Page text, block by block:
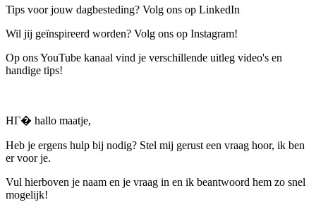
Tips voor jouw dagbesteding? Volg ons op LinkedIn
Wil jij geïnspireerd worden? Volg ons op Instagram!
Op ons YouTube kanaal vind je verschillende uitleg video's en
handige tips!
HГ� hallo maatje,
Heb je ergens hulp bij nodig? Stel mij gerust een vraag hoor, ik ben
er voor je.
Vul hierboven je naam en je vraag in en ik beantwoord hem zo snel
mogelijk!